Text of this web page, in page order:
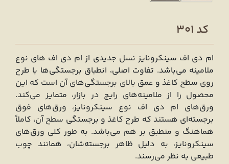
کد 301
ام دی اف سینکرونایز نسل جدیدی از ام دی اف ‌های نوع
ملامینه می‌باشد. تفاوت اصلی، انطباق برجستگی‌ها با طرح
روی سطح کاغذ و عمق بالای برجستگی‌های آن است که این
محصول را از ملامینه‌‌های رایج در بازار، متمایز می‌کند.
ورق‌های ام دی اف نوع سینکرونایز، ورق‌‌های فوق
برجسته‌ای هستند که طرح کاغذ و برجستگی سطح آن، کاملاً
هماهنگ و منطبق بر هم می‌باشد. به طور کلی ورق‌های
سینکرونایز، به دلیل ظاهر برجسته‌شان، همانند چوب
طبیعی به نظر می‌‌‌رسند.